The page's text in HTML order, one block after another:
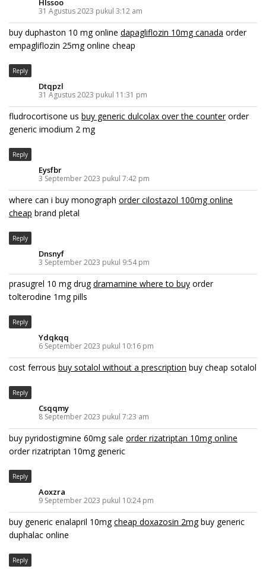
Hlssoo
31 Agustus 2023 pukul 3:12 am
buy duphaston 10 mg online dapagliflozin 10mg canada order
empagliflozin 25mg online cheap
Reply
Dtqpzl
31 Agustus 2023 pukul 11:31 pm
fludrocortisone us buy generic dulcolax over the counterorder
generic imodium 2 mg
Reply
Eysfbr
3 September 2023 pukul 7:42 pm
where can i buy monograph order cilostazol 100mg online
cheap brand pletal
Reply
Dnsnyf
3 September 2023 pukul 9:54 pm
prasugrel 10 mg drugdramamine where to buy order
tolterodine 1mg pills
Reply
Ydqkqq
6 September 2023 pukul 10:16 pm
cost ferrous buy sotalol without a prescription buy cheap sotalol
Reply
Csqqmy
8 September 2023 pukul 7:23 am
buy pyridostigmine 60mg sale order rizatriptan 10mg online
order rizatriptan 10mg generic
Reply
Aoxzra
9 September 2023 pukul 10:24 pm
buy generic enalapril 10mgcheap doxazosin 2mgbuy generic
duphalac online
Reply